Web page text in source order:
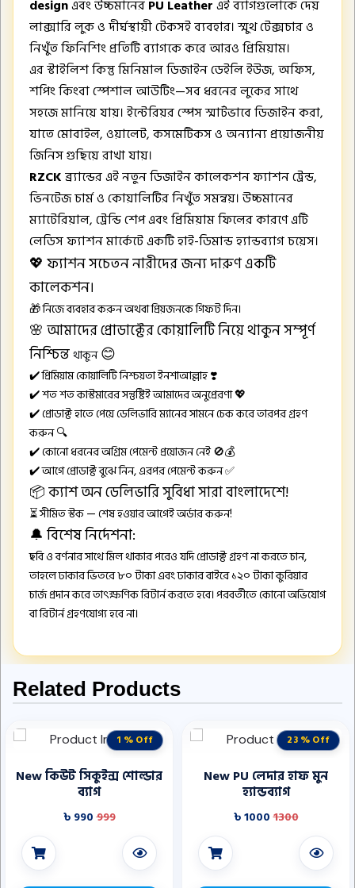
designএবং উচ্চমানেরPU Leatherএই ব্যাগগুলোকে দেয়
লাক্সারি লুক ও দীর্ঘস্থায়ী টেকসই ব্যবহার। স্মুথ টেক্সচার ও
নিখুঁত ফিনিশিং প্রতিটি ব্যাগকে করে আরও প্রিমিয়াম।
এর স্টাইলিশ কিন্তু মিনিমাল ডিজাইন ডেইলি ইউজ, অফিস,
শপিং কিংবা স্পেশাল আউটিং—সব ধরনের লুকের সাথে
সহজে মানিয়ে যায়। ইন্টেরিয়র স্পেস স্মার্টভাবে ডিজাইন করা,
যাতে মোবাইল, ওয়ালেট, কসমেটিকস ও অন্যান্য প্রয়োজনীয়
জিনিস গুছিয়ে রাখা যায়।
RZCKব্র্যান্ডের এই নতুন ডিজাইন কালেকশন ফ্যাশন ট্রেন্ড,
ভিনটেজ চার্ম ও কোয়ালিটির নিখুঁত সমন্বয়। উচ্চমানের
ম্যাটেরিয়াল, ট্রেন্ডি শেপ এবং প্রিমিয়াম ফিলের কারণে এটি
লেডিস ফ্যাশন মার্কেটে একটি হাই-ডিমান্ড হ্যান্ডব্যাগ চয়েস।
💖 ফ্যাশন সচেতন নারীদের জন্য দারুণ একটি
কালেকশন।
🎁 নিজে ব্যবহার করুন অথবা প্রিয়জনকে গিফট দিন।
🌸 আমাদের প্রোডাক্টের কোয়ালিটি নিয়ে থাকুন সম্পূর্ণ
নিশ্চিন্তথাকুন😊
✔️ প্রিমিয়াম কোয়ালিটি নিশ্চয়তা ইনশাআল্লাহ ❣️
✔️ শত শত কাস্টমারের সন্তুষ্টিই আমাদের অনুপ্রেরণা 💖
✔️ প্রোডাক্ট হাতে পেয়ে ডেলিভারি ম্যানের সামনে চেক করে তারপর গ্রহণ
করুন 🔍
✔️ কোনো ধরনের অগ্রিম পেমেন্ট প্রয়োজন নেই 🚫💰
✔️ আগে প্রোডাক্ট বুঝে নিন, এরপর পেমেন্ট করুন ✅
📦 ক্যাশ অন ডেলিভারি সুবিধা সারা বাংলাদেশে!
⏳ সীমিত স্টক — শেষ হওয়ার আগেই অর্ডার করুন!
🔔 বিশেষ নির্দেশনা:
ছবি ও বর্ণনার সাথে মিল থাকার পরেও যদি প্রোডাক্ট গ্রহণ না করতে চান,
তাহলে ঢাকার ভিতরে ৮০ টাকা এবং ঢাকার বাইরে ১২০ টাকা কুরিয়ার
চার্জ প্রদান করে তাৎক্ষণিক রিটার্ন করতে হবে। পরবর্তীতে কোনো অভিযোগ
বা রিটার্ন গ্রহণযোগ্য হবে না।
Related Products
1 % Off
New কিউট সিকুইন্স শোল্ডার
ব্যাগ
৳ 990999
23 % Off
New PU লেদার হাফ মুন
হ্যান্ডব্যাগ
৳ 10001300